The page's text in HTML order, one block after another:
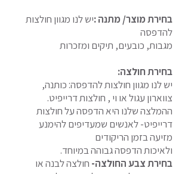
בחירת מוצר/ מתנה :יש לנו מגוון חולצות
להדפסה
מגבות, כובעים, תיקים ומזכרות
בחירת חולצה:
יש לנו מגוון חולצות להדפסה: כותנה,
צווארון עגול או וי , חולצות דרייפיט.
ההמלצה שלנו היא הדפסה על חולצות
דרייפיט- לאנשים שמעדיפים להימנע
מזיעה בזמן הריקודים
ולאיכות הדפסה גבוהה במיוחד.
בחירת צבע החולצה- חולצה לבנה או